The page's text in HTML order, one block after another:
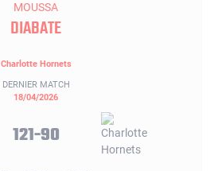
MOUSSA
DIABATE
Charlotte Hornets
DERNIER MATCH
18/04/2026
121-90